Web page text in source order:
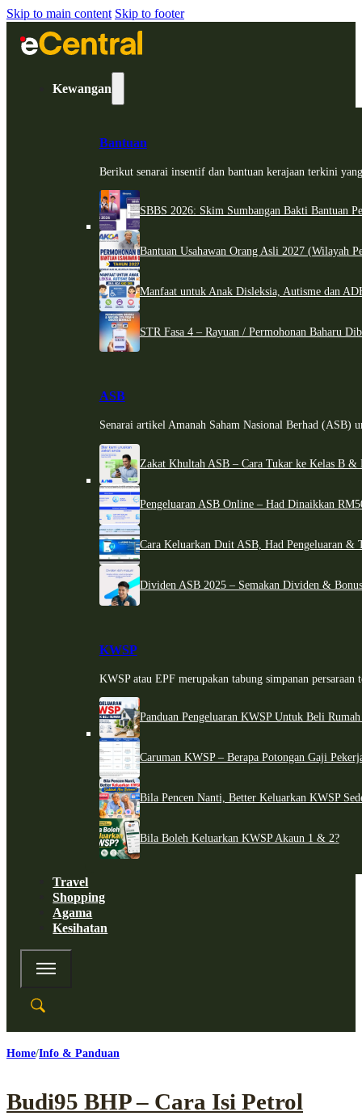
Skip to main content Skip to footer
Kewangan
Bantuan
Berikut senarai insentif dan bantuan kerajaan terkini
SBBS 2026: Skim Sumbangan Bakti Bantuan
Bantuan Usahawan Orang Asli 2027 (Wilayah
Manfaat untuk Anak Disleksia, Autisme dan
STR Fasa 4 – Rayuan / Permohonan Baharu
ASB
Senarai artikel Amanah Saham Nasional Berhad (ASB)
Zakat Khultah ASB – Cara Tukar ke Kelas B &
Pengeluaran ASB Online – Had Dinaikkan
Cara Keluarkan Duit ASB, Had Pengeluaran &
Dividen ASB 2025 – Semakan Dividen &
KWSP
KWSP atau EPF merupakan tabung simpanan persaraan
Panduan Pengeluaran KWSP Untuk Beli
Caruman KWSP – Berapa Potongan Gaji
Bila Pencen Nanti, Better Keluarkan KWSP
Bila Boleh Keluarkan KWSP Akaun 1 & 2?
Travel
Shopping
Agama
Kesihatan
Home Info & Panduan
Budi95 BHP – Cara Isi Petrol